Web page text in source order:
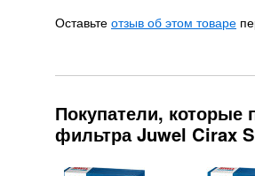
Оставьте отзыв об этом товаре
Покупатели, которые
фильтра Juwel Cirax